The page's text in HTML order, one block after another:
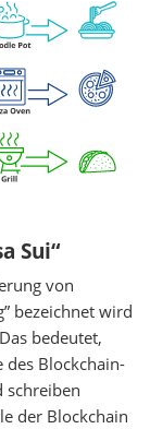
Sui“
von
bezeichnet wird
bedeutet,
des Blockchain-
schreiben
der Blockchain